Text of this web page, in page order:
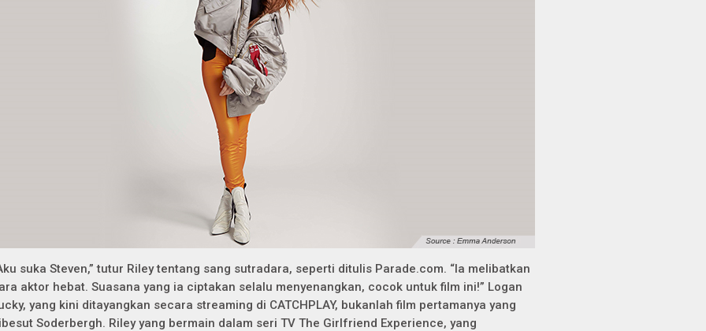
suka Steven,” tutur Riley tentang sang sutradara, seperti ditulis Parade.com. “Ia melibatkan
aktor hebat. Suasana yang ia ciptakan selalu menyenangkan, cocok untuk film ini!” Logan
yang kini ditayangkan secara streaming di CATCHPLAY, bukanlah film pertamanya yang
Soderbergh. Riley yang bermain dalam seri TV The Girlfriend Experience, yang